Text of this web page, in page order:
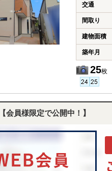
交通
間取り
建物面積
築年月
25枚
【会員様限定で公開中！】